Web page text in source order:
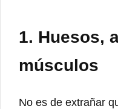
1. Huesos,
músculos
No es de extrañar